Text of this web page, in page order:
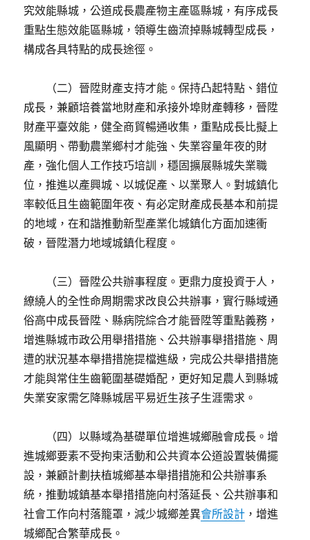
究效能縣城，公道成長農產物主產區縣城，有序成長
重點生態效能區縣城，領導生齒流掉縣城轉型成長，
構成各具特點的成長途徑。
（二）晉陞財產支持才能。保持凸起特點、錯位
成長，兼顧培養當地財產和承接外埠財產轉移，晉陞
財產平臺效能，健全商貿暢通收集，重點成長比擬上
風顯明、帶動農業鄉村才能強、失業容量年夜的財
產，強化個人工作技巧培訓，穩固擴展縣城失業職
位，推進以產興城、以城促產、以業聚人。對城鎮化
率較低且生齒範圍年夜、有必定財產成長基本和前提
的地域，在和諧推動新型產業化城鎮化方面加速衝
破，晉陞潛力地域城鎮化程度。
（三）晉陞公共辦事程度。更鼎力度投資于人，
繚繞人的全性命周期需求改良公共辦事，實行縣域通
俗高中成長晉陞、縣病院綜合才能晉陞等重點義務，
增進縣城市政公用舉措措施、公共辦事舉措措施、周
遭的狀況基本舉措措施提檔進級，完成公共舉措措施
才能與常住生齒範圍基礎婚配，更好知足農人到縣城
失業安家需乞降縣城居平易近生孩子生涯需求。
（四）以縣域為基礎單位增進城鄉融會成長。增
進城鄉要素不受拘束活動和公共資本公道設置裝備擺
設，兼顧計劃扶植城鄉基本舉措措施和公共辦事系
統，推動城鎮基本舉措措施向村落延長、公共辦事和
社會工作向村落籠罩，減少城鄉差異會所設計 ，增進
城鄉配合繁華成長。